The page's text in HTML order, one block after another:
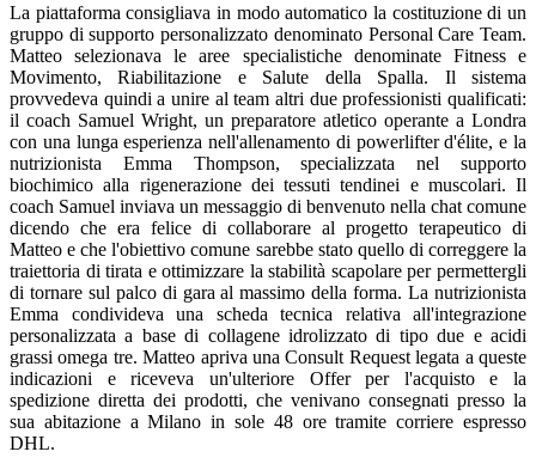
La piattaforma consigliava in modo automatico la costituzione di un
gruppo di supporto personalizzato denominato Personal Care Team.
Matteo selezionava le aree specialistiche denominate Fitness e
Movimento, Riabilitazione e Salute della Spalla. Il sistema
provvedeva quindi a unire al team altri due professionisti qualificati:
il coach Samuel Wright, un preparatore atletico operante a Londra
con una lunga esperienza nell'allenamento di powerlifter d'élite, e la
nutrizionista Emma Thompson, specializzata nel supporto
biochimico alla rigenerazione dei tessuti tendinei e muscolari. Il
coach Samuel inviava un messaggio di benvenuto nella chat comune
dicendo che era felice di collaborare al progetto terapeutico di
Matteo e che l'obiettivo comune sarebbe stato quello di correggere la
traiettoria di tirata e ottimizzare la stabilità scapolare per permettergli
di tornare sul palco di gara al massimo della forma. La nutrizionista
Emma condivideva una scheda tecnica relativa all'integrazione
personalizzata a base di collagene idrolizzato di tipo due e acidi
grassi omega tre. Matteo apriva una Consult Request legata a queste
indicazioni e riceveva un'ulteriore Offer per l'acquisto e la
spedizione diretta dei prodotti, che venivano consegnati presso la
sua abitazione a Milano in sole 48 ore tramite corriere espresso
DHL.